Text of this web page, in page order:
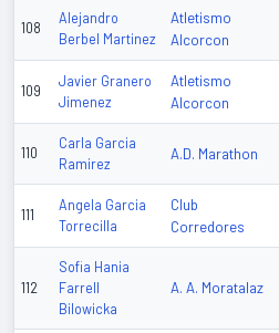
108
Alejandro
Berbel Martinez
Atletismo
Alcorcon
109
Javier Granero
Jimenez
Atletismo
Alcorcon
110
Carla Garcia
Ramirez
A.D. Marathon
111
Angela Garcia
Torrecilla
Club
Corredores
112
Sofia Hania
Farrell
Bilowicka
A. A. Moratalaz